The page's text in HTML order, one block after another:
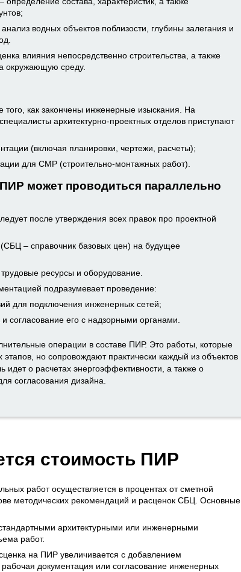
водных объектов поблизости, глубины залегания и
влияния непосредственно строительства, а также
окружающую среду.
того, как закончены инженерные изыскания. На
архитектурно-проектных отделов приступают
(включая планировки, чертежи, расчеты);
для СМР (строительно-монтажных работ).
может проводиться параллельно
после утверждения всех правок про проектной
– справочник базовых цен) на будущее
ресурсы и оборудование.
подразумевает проведение:
для подключения инженерных сетей;
согласование его с надзорными органами.
операции в составе ПИР. Это работы, которые
но сопровождают практически каждый из объектов
идет о расчетах энергоэффективности, а также о
согласования дизайна.
стоимость ПИР
работ осуществляется в процентах от сметной
методических рекомендаций и расценок СБЦ. Основные
архитектурными или инженерными
работ.
на ПИР увеличивается с добавлением
рабочая документация или согласование инженерных